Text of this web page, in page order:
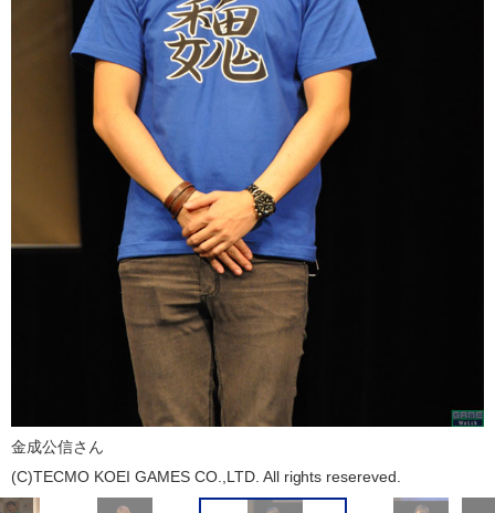
金成公信さん
(C)TECMO KOEI GAMES CO.,LTD. All rights resereved.